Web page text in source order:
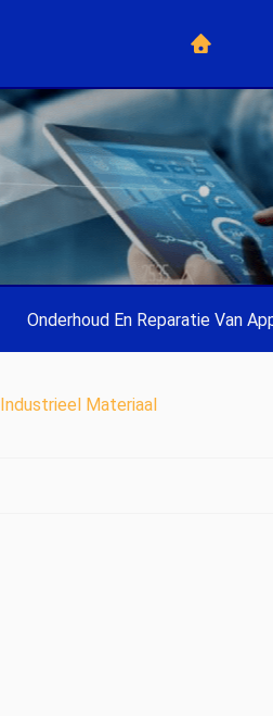
Onderhoud En Reparatie Van
Industrieel Materiaal